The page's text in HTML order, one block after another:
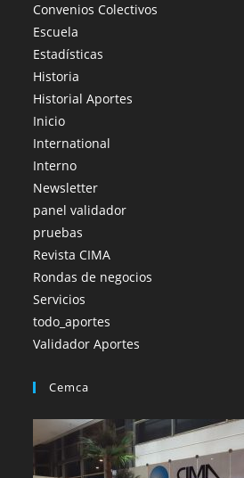
Convenios Colectivos
Escuela
Estadísticas
Historia
Historial Aportes
Inicio
International
Interno
Newsletter
panel validador
pruebas
Revista CIMA
Rondas de negocios
Servicios
todo_aportes
Validador Aportes
Cemca